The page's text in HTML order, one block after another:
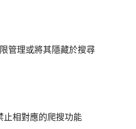
管理或將其隱藏於搜尋
止相對應的爬搜功能